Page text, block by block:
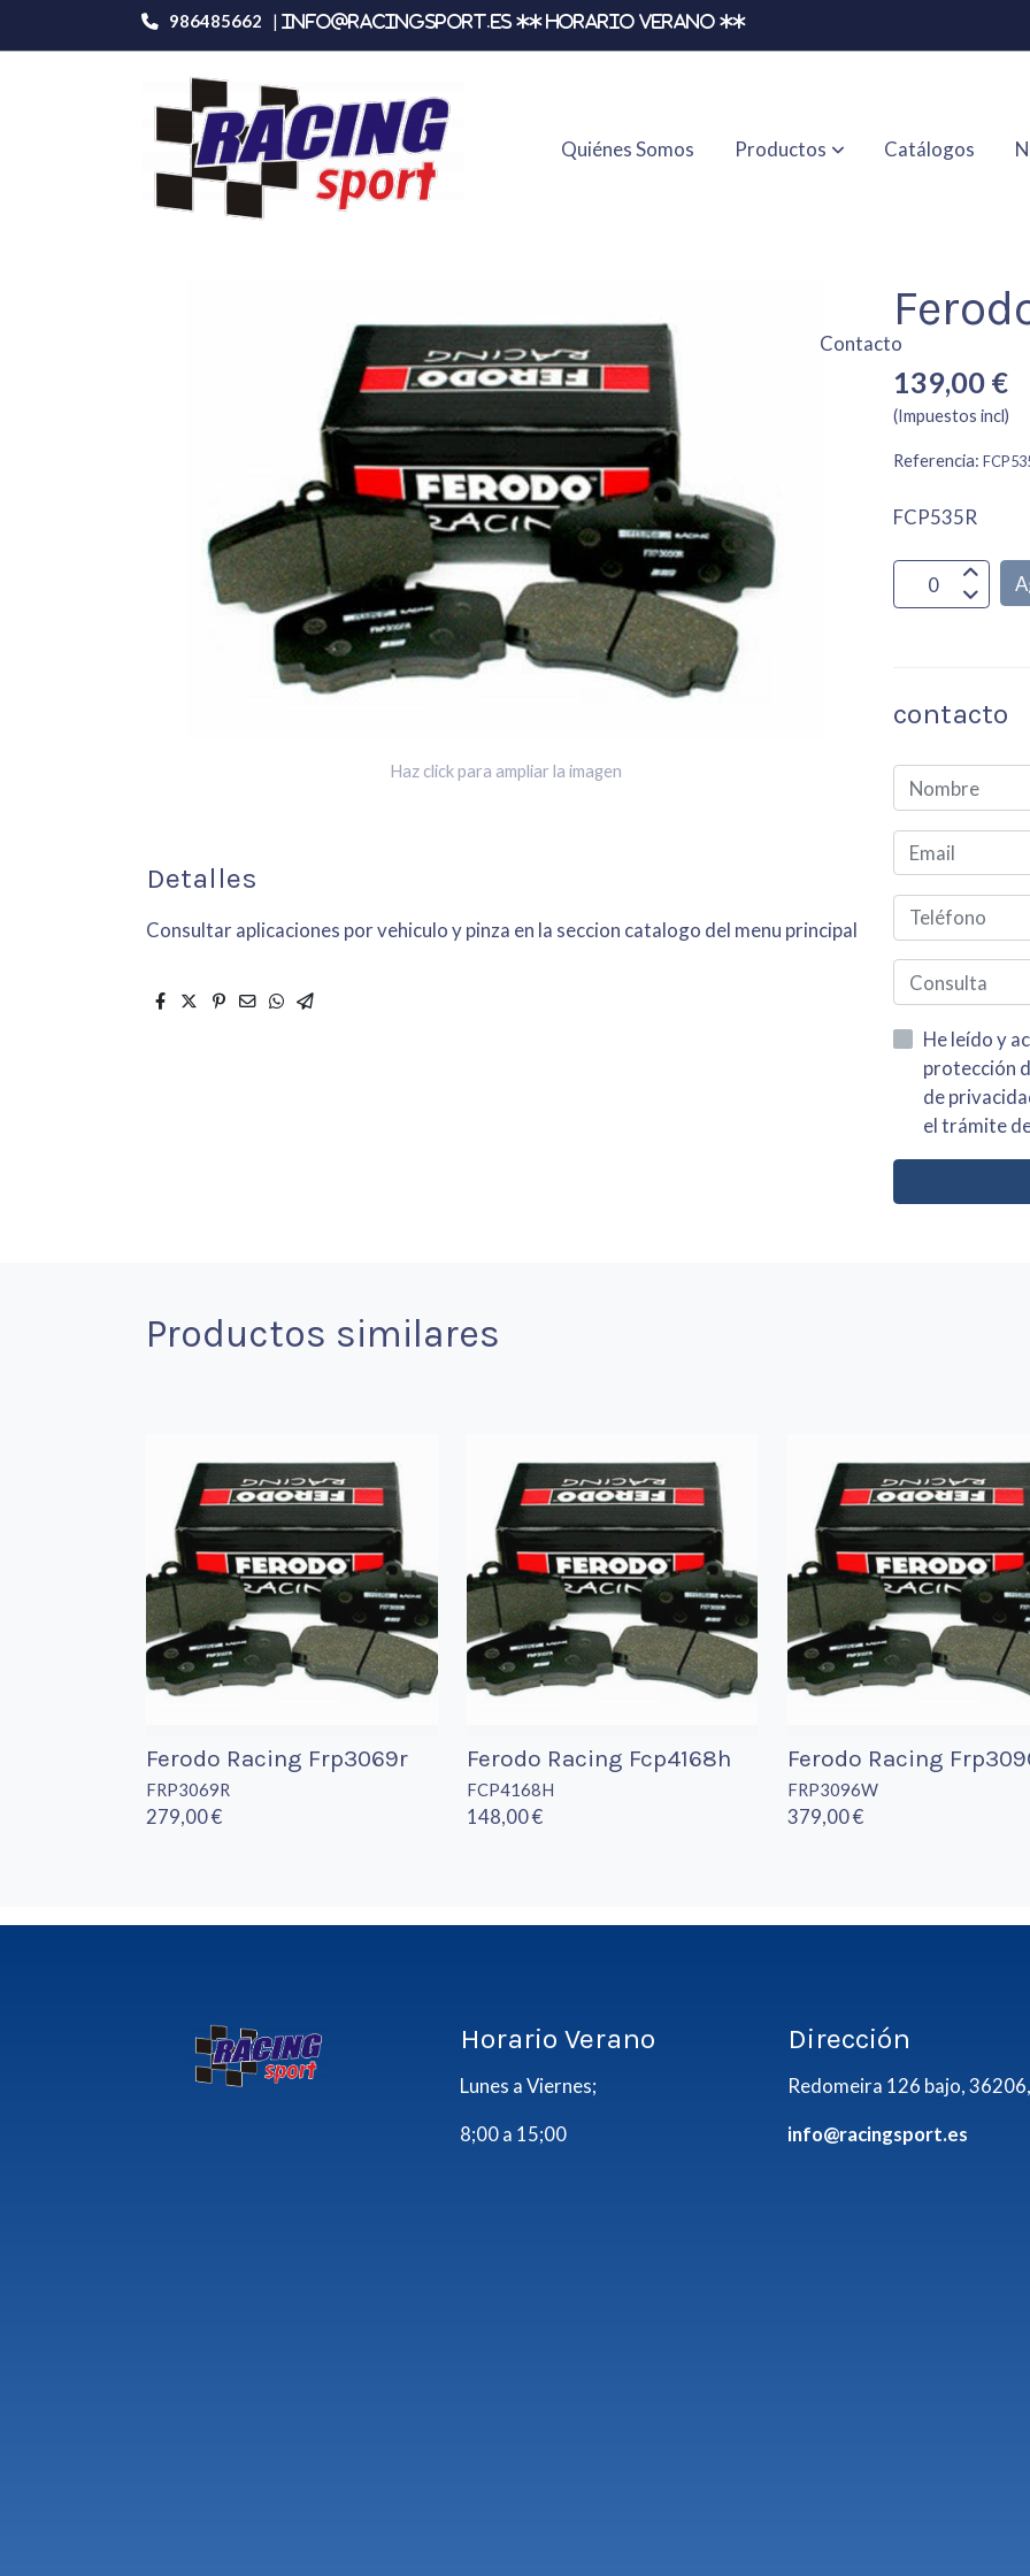
986485662 | info@racingsport.es ** HORARIO VERANO **
Quiénes Somos Productos Catálogos
Contacto
Productos Ferodo Racing Fcp535r
Haz click para ampliar la imagen
Detalles
Consultar aplicaciones por vehiculo y pinza en la seccion catalogo del menu principal
139,00 €
(Impuestos incl)
Referencia:
FCP535R
contacto
He leído y acepto la
protección de datos asi como el
de privacidad y acepto el tratamiento de mis
el trámite
Productos similares
Ferodo Racing Frp3069r
FRP3069R
279,00 €
Ferodo Racing Fcp4168h
FCP4168H
148,00 €
Ferodo Racing
FRP3096W
379,00 €
Horario Verano
Lunes a Viernes;
8;00 a 15;00
Dirección
Redomeira 126 bajo,
info@racingsport.es